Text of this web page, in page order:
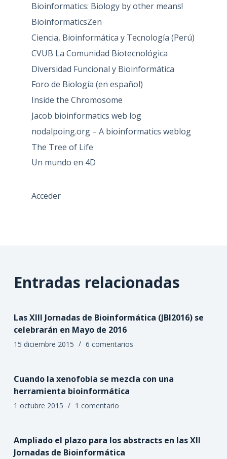
Bioinformatics: Biology by other means!
BioinformaticsZen
Ciencia, Bioinformática y Tecnología (Perú)
CVUB La Comunidad Biotecnológica
Diversidad Funcional y Bioinformática
Foro de Biología (en español)
Inside the Chromosome
Jacob bioinformatics web log
nodalpoing.org – A bioinformatics weblog
The Tree of Life
Un mundo en 4D
Acceder
Entradas relacionadas
Las XIII Jornadas de Bioinformática (JBI2016) se
celebrarán en Mayo de 2016
15 diciembre 2015 6 comentarios
Cuando la xenofobia se mezcla con una
herramienta bioinformática
1 octubre 2015 1 comentario
Ampliado el plazo para los abstracts en las XII
Jornadas de Bioinformática